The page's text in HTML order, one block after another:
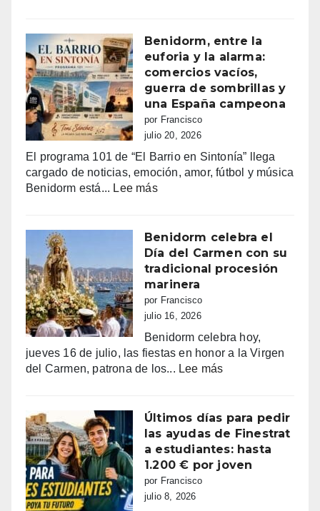
68
años
de
vida,
música
y
sueños
siguen
haciendo
Benidorm, entre la
euforia y la alarma:
comercios vacíos,
guerra de sombrillas y
una España campeona
por Francisco
julio 20, 2026
El programa 101 de “El Barrio en Sintonía” llega
cargado de noticias, emoción, amor, fútbol y música
Benidorm está... Lee más:
la
euforia
y
la
alarma:
comercios
guerra
de
sombrillas
España
campeona
Benidorm celebra el
Día del Carmen con su
tradicional procesión
marinera
por Francisco
julio 16, 2026
Benidorm celebra hoy,
jueves 16 de julio, las fiestas en honor a la Virgen
del Carmen, patrona de los... Lee más:
el
Día
del
Carmen
Últimos días para pedir
las ayudas de Finestrat
a estudiantes: hasta
1.200 € por joven
por Francisco
julio 8, 2026